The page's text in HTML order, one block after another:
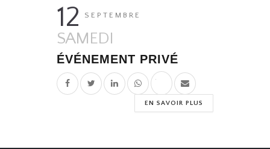
12 SEPTEMBRE
SAMEDI
ÉVÉNEMENT PRIVÉ
EN SAVOIR PLUS